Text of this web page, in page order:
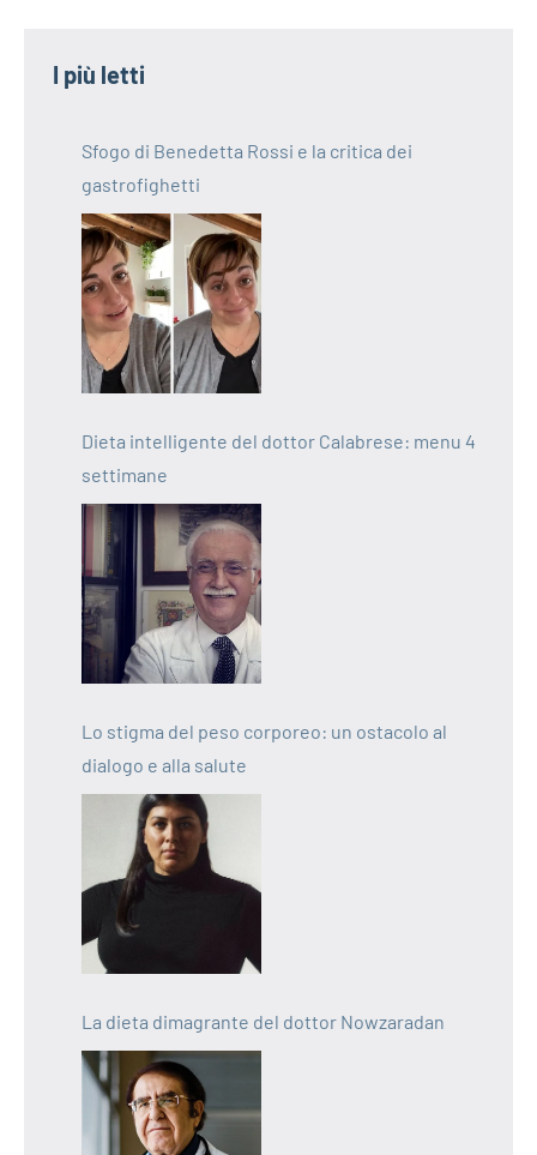
I più letti
Sfogo di Benedetta Rossi e la critica dei
gastrofighetti
Dieta intelligente del dottor Calabrese: menu 4
settimane
Lo stigma del peso corporeo: un ostacolo al
dialogo e alla salute
La dieta dimagrante del dottor Nowzaradan